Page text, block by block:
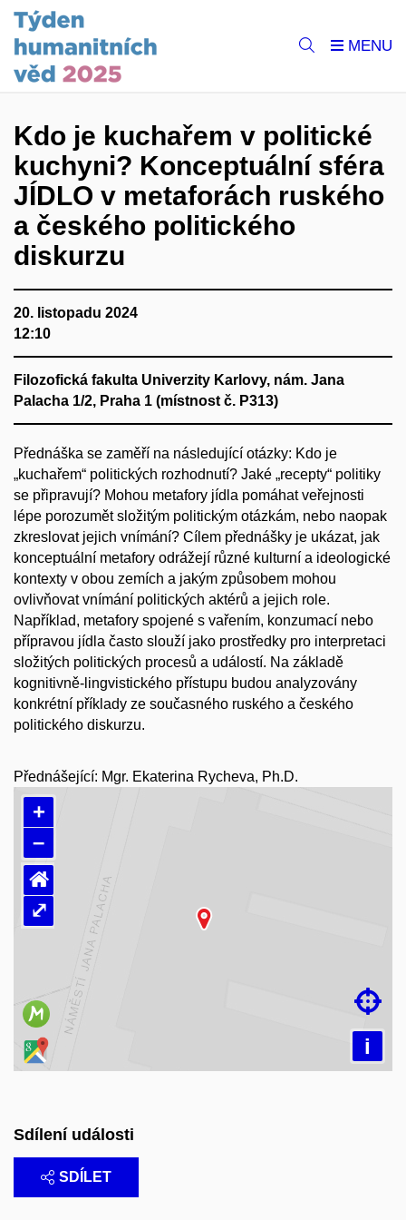
Kdo je kuchařem v politické
kuchyni? Konceptuální sféra
JÍDLO v metaforách ruského
a českého politického
diskurzu
20. listopadu 2024
12:10
Filozofická fakulta Univerzity Karlovy, nám. Jana
Palacha 1/2, Praha 1 (místnost č. P313)
Přednáška se zaměří na následující otázky: Kdo je
„kuchařem“ politických rozhodnutí? Jaké „recepty“ politiky
se připravují? Mohou metafory jídla pomáhat veřejnosti
lépe porozumět složitým politickým otázkám, nebo naopak
zkreslovat jejich vnímání? Cílem přednášky je ukázat, jak
konceptuální metafory odrážejí různé kulturní a ideologické
kontexty v obou zemích a jakým způsobem mohou
ovlivňovat vnímání politických aktérů a jejich role.
Například, metafory spojené s vařením, konzumací nebo
přípravou jídla často slouží jako prostředky pro interpretaci
složitých politických procesů a událostí. Na základě
kognitivně-lingvistického přístupu budou analyzovány
konkrétní příklady ze současného ruského a českého
politického diskurzu.
Přednášející: Mgr. Ekaterina Rycheva, Ph.D.
+
–
i

⌂
⤢
Sdílení události
SDÍLET